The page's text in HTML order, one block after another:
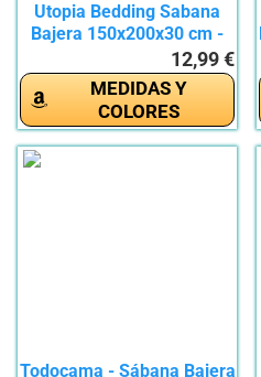
Utopia Bedding Sabana
Bajera 150x200x30 cm -
12,99 €
MEDIDAS Y
COLORES
Todocama - Sábana Bajera